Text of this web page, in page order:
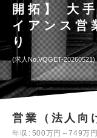
開拓】 大
イアンス営
り
求人No.VQGET-20260521
営業（法人向
年収 500万円～749万円